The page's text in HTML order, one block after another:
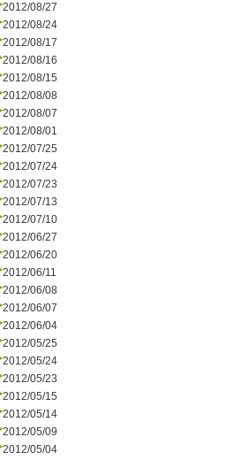
2012/08/27
2012/08/24
2012/08/17
2012/08/16
2012/08/15
2012/08/08
2012/08/07
2012/08/01
2012/07/25
2012/07/24
2012/07/23
2012/07/13
2012/07/10
2012/06/27
2012/06/20
2012/06/11
2012/06/08
2012/06/07
2012/06/04
2012/05/25
2012/05/24
2012/05/23
2012/05/15
2012/05/14
2012/05/09
2012/05/04